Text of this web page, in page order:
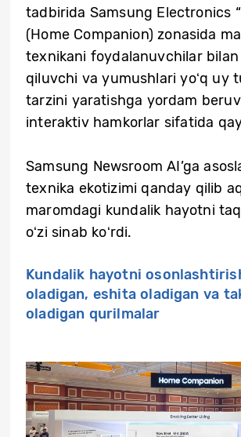
tadbirida Samsung Electronics
(Home Companion) zonasida
texnikani foydalanuvchilar
qiluvchi va yumushlari yoʻq uy
tarzini yaratishga yordam
interaktiv hamkorlar sifatida
Samsung Newsroom AI’ga
texnika ekotizimi qanday qilib
maromdagi kundalik hayotni
oʻzi sinab koʻrdi.
Kundalik hayotni
oladigan, eshita oladigan va
oladigan qurilmalar